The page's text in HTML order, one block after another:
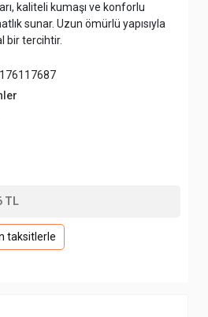
kaliteli kumaşı ve konforlu
sunar. Uzun ömürlü yapısıyla
bir tercihtir.
TL
taksitlerle